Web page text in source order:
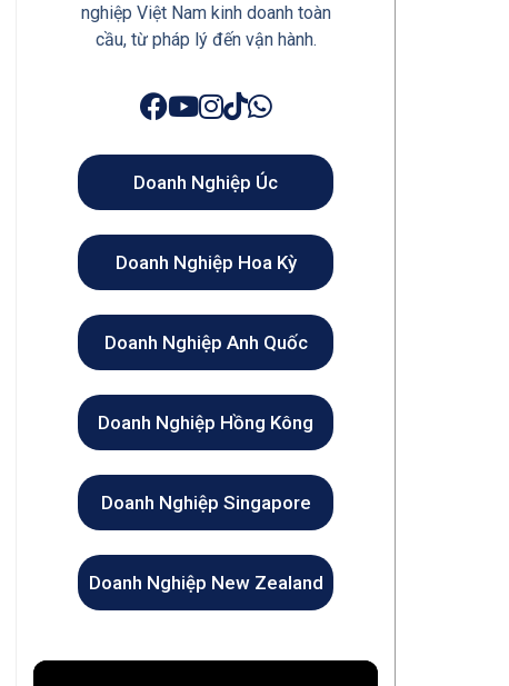
nghiệp Việt Nam kinh doanh toàn
cầu, từ pháp lý đến vận hành.
Doanh Nghiệp Úc
Doanh Nghiệp Hoa Kỳ
Doanh Nghiệp Anh Quốc
Doanh Nghiệp Hồng Kông
Doanh Nghiệp Singapore
Doanh Nghiệp New Zealand